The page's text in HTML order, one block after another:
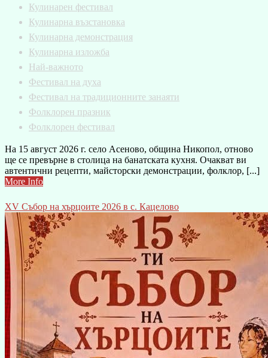
Кулинарен фестивал
Кулинарна възстановка
Кулинарна демонстрация
Кулинарна изложба
Най-важното
Фестивал на духа
Фестивал на традиционните занаяти
Фолклорен празник
Фолклорен фестивал
На 15 август 2026 г. село Асеново, община Никопол, отново
ще се превърне в столица на банатската кухня. Очакват ви
автентични рецепти, майсторски демонстрации, фолклор, [...]
More Info
XV Събор на хърцоите 2026 в с. Кацелово